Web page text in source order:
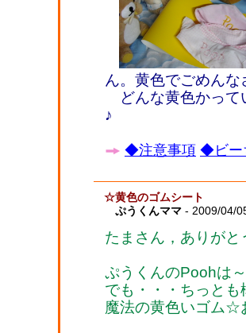
ん。黄色でごめんな
どんな黄色かって
♪
◆注意事項 ◆ビー
☆黄色のゴムシート
ぷうくんママ - 2009/04/
たまさん，ありがと
ぷうくんのPoohは
でも・・・ちっとも
魔法の黄色いゴム☆